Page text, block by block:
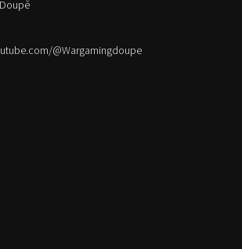
@Wargamingdoupe